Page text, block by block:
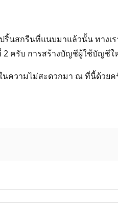
สกรีนที่แนบมาแล้วนั้น ทางเ
ครับ การสร้างบัญชีผู้ใช้บัญชีใ
นความไม่สะดวกมา ณ ที่นี้ด้วยค